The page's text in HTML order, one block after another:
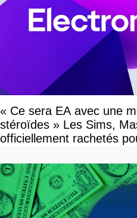
« Ce sera EA avec une
stéroïdes » Les Sims,
officiellement rachetés